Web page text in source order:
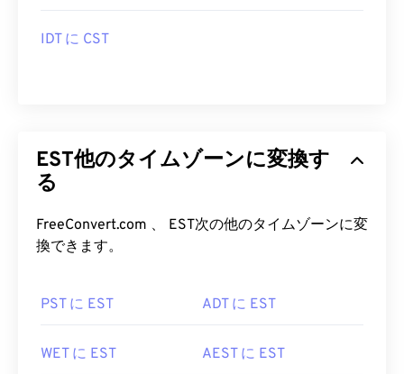
IDT に CST
EST他のタイムゾーンに変換す
る
FreeConvert.com 、 EST次の他のタイムゾーンに変
換できます。
PST に EST ADT に EST
WET に EST AEST に EST